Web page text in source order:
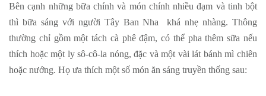
Bên cạnh những bữa chính và món chính nhiều đạm và tinh bột
thì bữa sáng với người Tây Ban Nha khá nhẹ nhàng. Thông
thường chỉ gồm một tách cà phê đậm, có thể pha thêm sữa nếu
thích hoặc một ly sô-cô-la nóng, đặc và một vài lát bánh mì chiên
hoặc nướng. Họ ưa thích một số món ăn sáng truyền thống sau: